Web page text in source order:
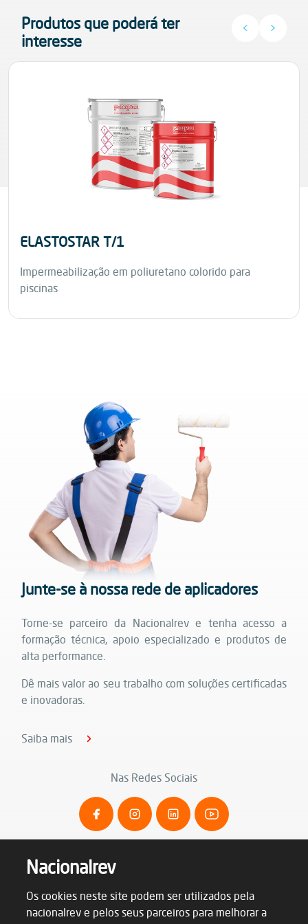
Produtos que poderá ter
interesse
< >
ELASTOSTAR T/1
Impermeabilização em poliuretano colorido para
piscinas
Junte-se à nossa rede de aplicadores
Torne-se parceiro da Nacionalrev e tenha acesso a
formação técnica, apoio especializado e produtos de
alta performance.
Dê mais valor ao seu trabalho com soluções certificadas
e inovadoras.
Saiba mais
Nas Redes Sociais
Nacionalrev
Os cookies neste site podem ser utilizados pela
nacionalrev e pelos seus parceiros para melhorar a